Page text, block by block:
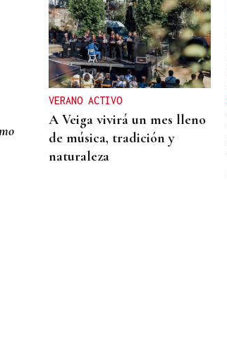
VERANO ACTIVO
A Veiga vivirá un mes lleno
de música, tradición y
naturaleza